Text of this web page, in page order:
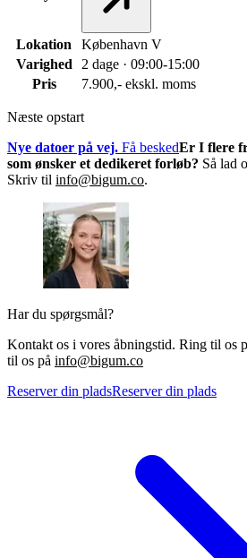
Lokation
København V
Varighed
2 dage · 09:00-15:00
Pris
7.900,- ekskl. moms
Næste opstart
Nye datoer på vej. Få beskedEr I flere
som ønsker et dedikeret forløb? Så lad
Skriv til info@bigum.co.
Har du spørgsmål?
Kontakt os i vores åbningstid. Ring til os
til os på info@bigum.co
Reserver din pladsReserver din plads